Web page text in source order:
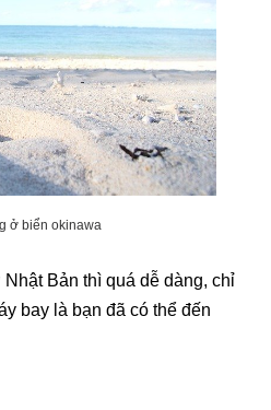
ở biển okinawa
Bản thì quá dễ dàng, chỉ
bay là bạn đã có thể đến